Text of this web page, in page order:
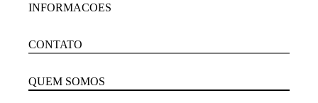
INFORMACOES
CONTATO
QUEM SOMOS